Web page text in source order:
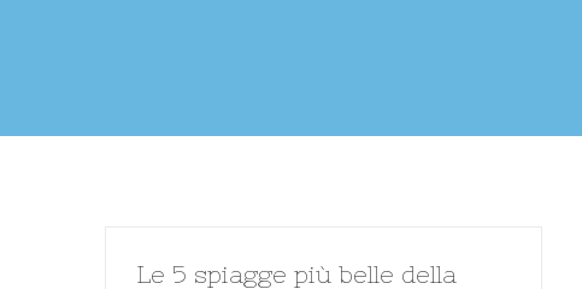
Le 5 spiagge più belle della